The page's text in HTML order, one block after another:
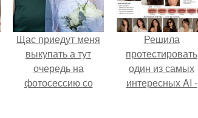
Щас приедут меня
выкупать а тут
очередь на
фотосессию со
Решила
протестировать
один из самых
интересных AI -